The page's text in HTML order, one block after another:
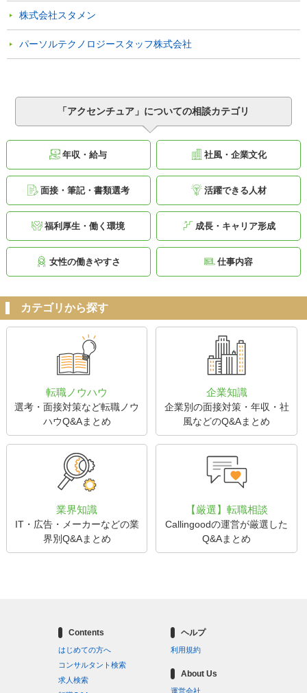
株式会社スタメン
パーソルテクノロジースタッフ株式会社
「アクセンチュア」についての相談カテゴリ
年収・給与 社風・企業文化
面接・筆記・書類選考 活躍できる人材
福利厚生・働く環境 成長・キャリア形成
女性の働きやすさ 仕事内容
カテゴリから探す
転職ノウハウ
選考・面接対策など転職ノウ
ハウQ&Aまとめ
企業知識
企業別の面接対策・年収・社
風などのQ&Aまとめ
業界知識
IT・広告・メーカーなどの業
界別Q&Aまとめ
【厳選】転職相談
Callingoodの運営が厳選した
Q&Aまとめ
Contents
はじめての方へ
コンサルタント検索
求人検索
ヘルプ
利用規約
About Us
運営会社